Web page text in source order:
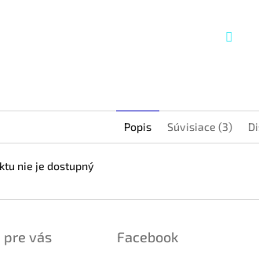
Popis Súvisiace (3)
nie je dostupný
vás Facebook